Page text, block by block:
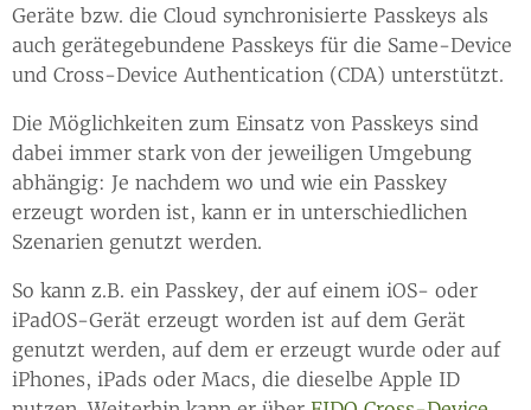
Geräte bzw. die Cloud synchronisierte Passkeys als
auch gerätegebundene Passkeys für die Same-Device
und Cross-Device Authentication (CDA) unterstützt.
Die Möglichkeiten zum Einsatz von Passkeys sind
dabei immer stark von der jeweiligen Umgebung
abhängig: Je nachdem wo und wie ein Passkey
erzeugt worden ist, kann er in unterschiedlichen
Szenarien genutzt werden.
So kann z.B. ein Passkey, der auf einem iOS- oder
iPadOS-Gerät erzeugt worden ist auf dem Gerät
genutzt werden, auf dem er erzeugt wurde oder auf
iPhones, iPads oder Macs, die dieselbe Apple ID